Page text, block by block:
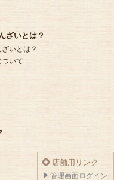
ざいとは？
いとは？
ついて
店舗用リンク
管理画面ログイン